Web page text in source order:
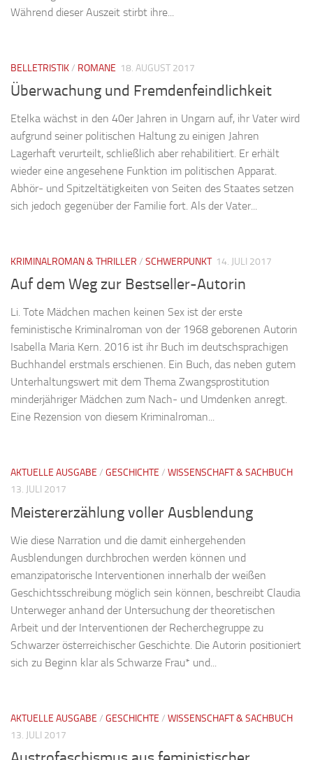
Während dieser Auszeit stirbt ihre...
BELLETRISTIK/ ROMANE 18. AUGUST 2017
Überwachung und Fremdenfeindlichkeit
Etelka wächst in den 40er Jahren in Ungarn auf, ihr Vater wird
aufgrund seiner politischen Haltung zu einigen Jahren
Lagerhaft verurteilt, schließlich aber rehabilitiert. Er erhält
wieder eine angesehene Funktion im politischen Apparat.
Abhör- und Spitzeltätigkeiten von Seiten des Staates setzen
sich jedoch gegenüber der Familie fort. Als der Vater...
KRIMINALROMAN & THRILLER / SCHWERPUNKT 14. JULI 2017
Auf dem Weg zur Bestseller-Autorin
Li. Tote Mädchen machen keinen Sex ist der erste
feministische Kriminalroman von der 1968 geborenen Autorin
Isabella Maria Kern. 2016 ist ihr Buch im deutschsprachigen
Buchhandel erstmals erschienen. Ein Buch, das neben gutem
Unterhaltungswert mit dem Thema Zwangsprostitution
minderjähriger Mädchen zum Nach- und Umdenken anregt.
Eine Rezension von diesem Kriminalroman...
AKTUELLE AUSGABE / GESCHICHTE / WISSENSCHAFT & SACHBUCH
13. JULI 2017
Meistererzählung voller Ausblendung
Wie diese Narration und die damit einhergehenden
Ausblendungen durchbrochen werden können und
emanzipatorische Interventionen innerhalb der weißen
Geschichtsschreibung möglich sein können, beschreibt Claudia
Unterweger anhand der Untersuchung der theoretischen
Arbeit und der Interventionen der Recherchegruppe zu
Schwarzer österreichischer Geschichte. Die Autorin positioniert
sich zu Beginn klar als Schwarze Frau* und...
AKTUELLE AUSGABE / GESCHICHTE / WISSENSCHAFT & SACHBUCH
13. JULI 2017